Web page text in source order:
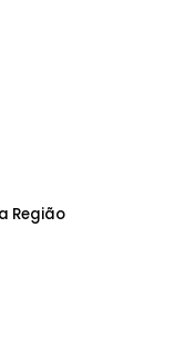
Região